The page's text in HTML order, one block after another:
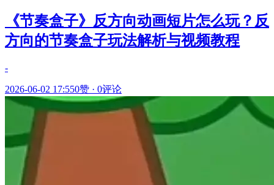
《节奏盒子》反方向动画短片怎么玩？反
方向的节奏盒子玩法解析与视频教程
-
2026-06-02 17:550赞 · 0评论